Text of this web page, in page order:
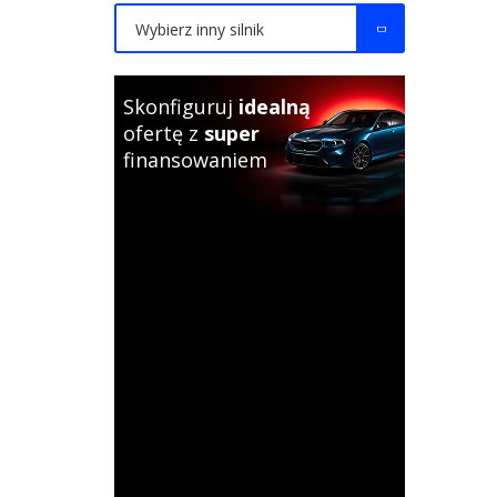
Wybierz inny silnik
Skonfiguruj idealną
ofertę z super
finansowaniem